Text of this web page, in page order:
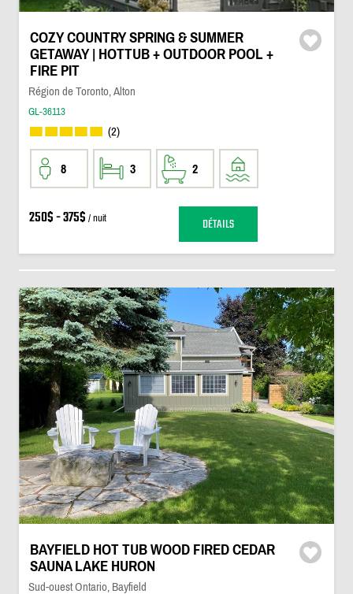
COZY COUNTRY SPRING & SUMMER
GETAWAY | HOTTUB + OUTDOOR POOL +
FIRE PIT
Région de Toronto, Alton
GL-36113
(2)
8 3 2
250$ - 375$ / nuit DÉTAILS
BAYFIELD HOT TUB WOOD FIRED CEDAR
SAUNA LAKE HURON
Sud-ouest Ontario, Bayfield